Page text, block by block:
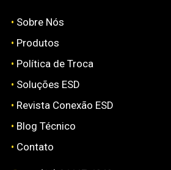
• Sobre Nós
• Produtos
• Política de Troca
• Soluções ESD
• Revista Conexão ESD
• Blog Técnico
• Contato